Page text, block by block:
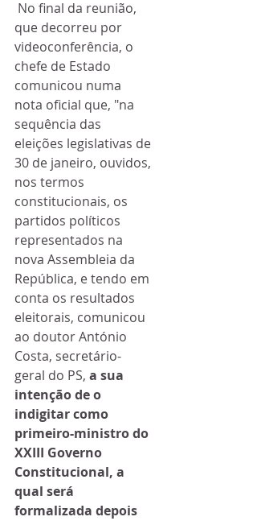
que decorreu por
videoconferência, o
chefe de Estado
comunicou numa
nota oficial que, "na
sequência das
eleições legislativas de
30 de janeiro, ouvidos,
nos termos
constitucionais, os
partidos políticos
representados na
nova Assembleia da
República, e tendo em
conta os resultados
eleitorais, comunicou
ao doutor António
Costa, secretário-
geral do PS, a sua
intenção de o
indigitar como
primeiro-ministro do
XXIII Governo
Constitucional, a
qual será
formalizada depois